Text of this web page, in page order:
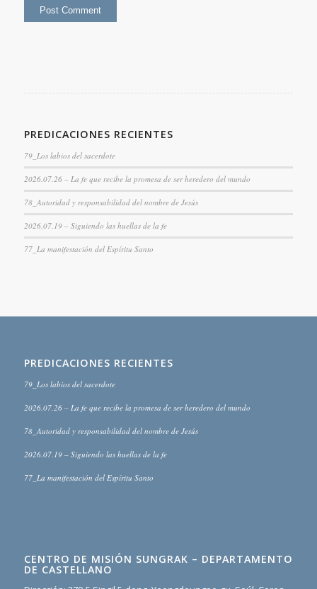
PREDICACIONES RECIENTES
79_Los labios del sacerdote
2026.07.26 – La fe que recibe la promesa de ser heredero del mundo
78_Autoridad y responsabilidad del nombre de Jesús
2026.07.19 – Siguiendo las huellas de la fe
77_La manifestación del Espíritu Santo
PREDICACIONES RECIENTES
79_Los labios del sacerdote
2026.07.26 – La fe que recibe la promesa de ser heredero del mundo
78_Autoridad y responsabilidad del nombre de Jesús
2026.07.19 – Siguiendo las huellas de la fe
77_La manifestación del Espíritu Santo
CENTRO DE MISIÓN SUNGRAK – DEPARTAMENTO
DE CASTELLANO